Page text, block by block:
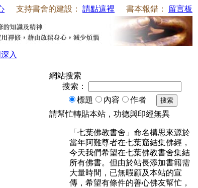
支持書舍的建設： 請點這裡 書本報錯： 留言板
入
網站搜索
搜索：
標題
內容 作者 搜索
請幫忙轉貼本站，功德與印經無異
「七葉佛教書舍」命名構思來源於
當年阿難尊者在七葉窟結集佛經，
今天我們希望在七葉佛教書舍集結
所有佛書。但由於站長添加書籍需
大量時間，已無暇顧及本站的宣
傳，希望有條件的善心佛友幫忙，